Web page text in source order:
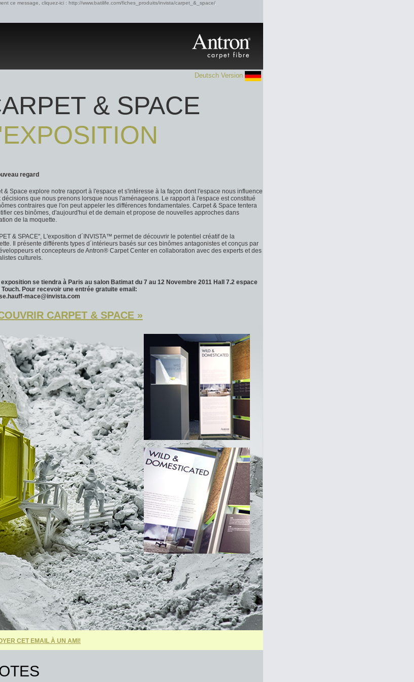
ce message, cliquez-ici : http://www.batilife.com/fiches_produits/invista/carpet_&_space/
Deutsch Version
& SPACE
regard
& Space explore notre rapport à l'espace et s'intéresse à la façon dont l'espace nous influence
décisions que nous prenons lorsque nous l'aménageons. Le rapport à l'espace est constitué
contraires que l'on peut appeler les différences fondamentales. Carpet & Space tentera
ces binômes, d'aujourd'hui et de demain et propose de nouvelles approches dans
de la moquette.
& SPACE", L'exposition d´INVISTA™ permet de découvrir le potentiel créatif de la
Il présente différents types d´intérieurs basés sur ces binômes antagonistes et conçus par
et concepteurs de Antron® Carpet Center en collaboration avec des experts et des
culturels.
se tiendra à Paris au salon Batimat du 7 au 12 Novembre 2011 Hall 7.2 espace
Touch. Pour recevoir une entrée gratuite email:
mace@invista.com
CARPET & SPACE »
CET EMAIL À UN AMI!